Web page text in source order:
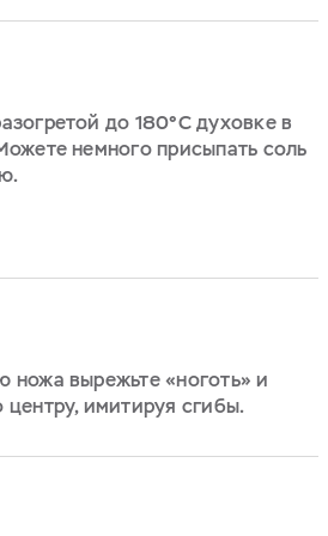
до 180°С духовке в
немного присыпать соль
вырежьте «ноготь» и
имитируя сгибы.